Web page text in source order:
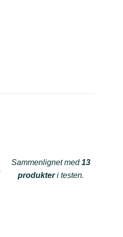
Sammenlignet med13
produkteri testen.